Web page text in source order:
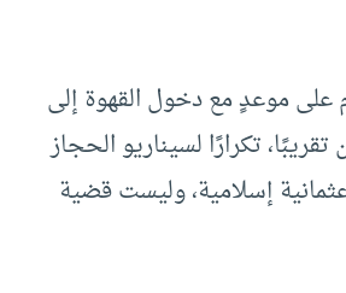
على موعدٍ مع دخول القهوة إلى
تكرارًا لسيناريو الحجاز
إسلامية، وليست قضية